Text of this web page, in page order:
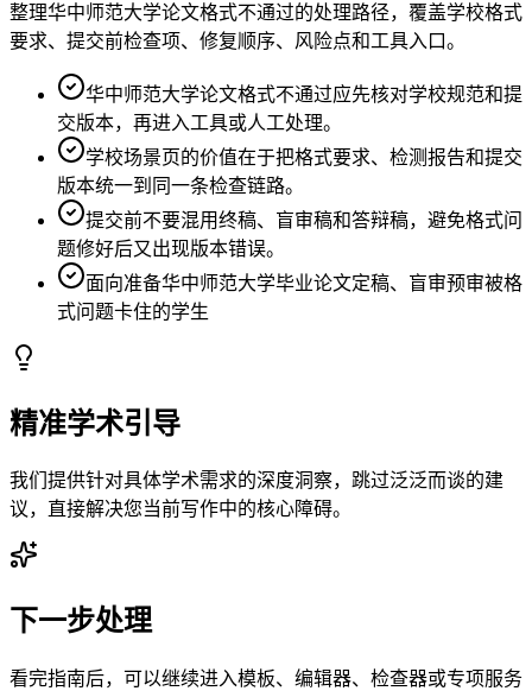
整理华中师范大学论文格式不通过的处理路径，覆盖学校格式
要求、提交前检查项、修复顺序、风险点和工具入口。
华中师范大学论文格式不通过应先核对学校规范和提
交版本，再进入工具或人工处理。
学校场景页的价值在于把格式要求、检测报告和提交
版本统一到同一条检查链路。
提交前不要混用终稿、盲审稿和答辩稿，避免格式问
题修好后又出现版本错误。
面向准备华中师范大学毕业论文定稿、盲审预审被格
式问题卡住的学生
精准学术引导
我们提供针对具体学术需求的深度洞察，跳过泛泛而谈的建
议，直接解决您当前写作中的核心障碍。
下一步处理
看完指南后，可以继续进入模板、编辑器、检查器或专项服务